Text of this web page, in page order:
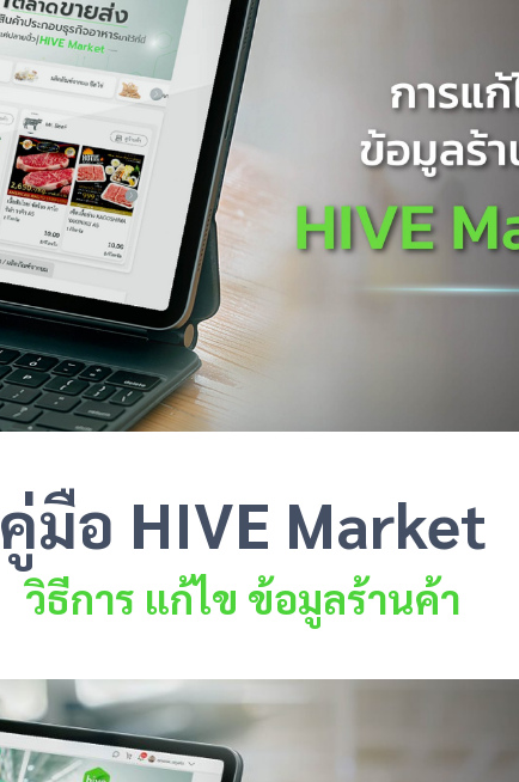
คู่มือ HIVE Market
วิธีการ แก้ไข ข้อมูลร้านค้า